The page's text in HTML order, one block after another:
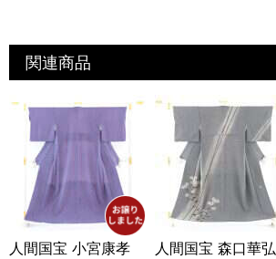
関連商品
人間国宝 小宮康孝
人間国宝 森口華弘